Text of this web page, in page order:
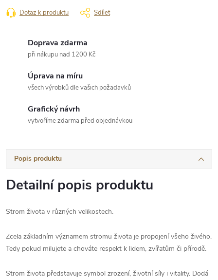
Dotaz k produktu Sdílet
Doprava zdarma
při nákupu nad 1200 Kč
Úprava na míru
všech výrobků dle vašich požadavků
Grafický návrh
vytvoříme zdarma před objednávkou
Popis produktu
Detailní popis produktu
Strom života v různých velikostech.
Zcela základním významem stromu života je propojení všeho živého.
Tedy pokud milujete a chováte respekt k lidem, zvířatům či přírodě.
Strom života představuje symbol zrození, životní síly i vitality. Dodá